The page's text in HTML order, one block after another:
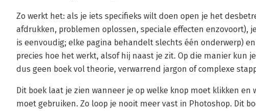
Zo werkt het: als je iets specifieks wilt doen open je het
afdrukken, problemen oplossen, speciale effecten enzovoort),
is eenvoudig; elke pagina behandelt slechts één onderwerp)
precies hoe het werkt, alsof hij naast je zit. Op die manier kun
dus geen boek vol theorie, verwarrend jargon of complexe
Dit boek laat je zien wanneer je op welke knop moet klikken
moet gebruiken. Zo loop je nooit meer vast in Photoshop. Dit